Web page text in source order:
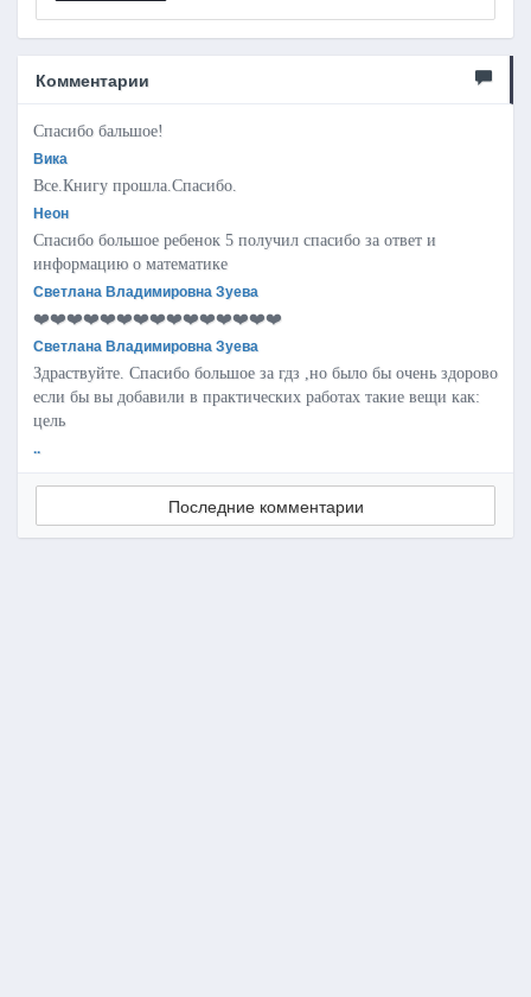
Комментарии
Спасибо бальшое!
Вика
Все.Книгу прошла.Спасибо.
Неон
Спасибо большое ребенок 5 получил спасибо за ответ и
информацию о математике
Светлана Владимировна Зуева
❤️❤️❤️❤️❤️❤️❤️❤️❤️❤️❤️❤️❤️❤️❤️
Светлана Владимировна Зуева
Здраствуйте. Спасибо большое за гдз ,но было бы очень здорово
если бы вы добавили в практических работах такие вещи как:
цель
..
Последние комментарии